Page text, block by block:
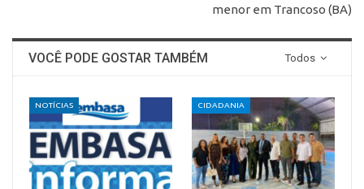
menor em Trancoso (BA)
Todos
VOCÊ PODE GOSTAR TAMBÉM
NOTÍCIAS CIDADANIA